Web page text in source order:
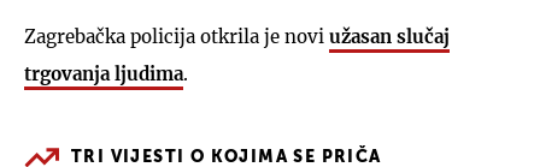
Zagrebačka policija otkrila je novi užasan slučaj
trgovanja ljudima.
TRI VIJESTI O KOJIMA SE PRIČA